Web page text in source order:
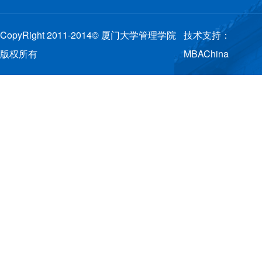
CopyRight 2011-2014© 厦门大学管理学院
版权所有
技术支持：
MBAChina